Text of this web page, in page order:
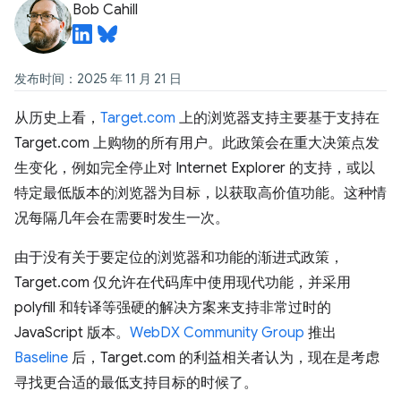
Bob Cahill
发布时间：2025 年 11 月 21 日
从历史上看， Target.com 上的浏览器支持主要基于支持在
Target.com 上购物的所有用户。此政策会在重大决策点发
生变化，例如完全停止对 Internet Explorer 的支持，或以
特定最低版本的浏览器为目标，以获取高价值功能。这种情
况每隔几年会在需要时发生一次。
由于没有关于要定位的浏览器和功能的渐进式政策，
Target.com 仅允许在代码库中使用现代功能，并采用
polyfill 和转译等强硬的解决方案来支持非常过时的
JavaScript 版本。 WebDX Community Group 推出
Baseline 后，Target.com 的利益相关者认为，现在是考虑
寻找更合适的最低支持目标的时候了。